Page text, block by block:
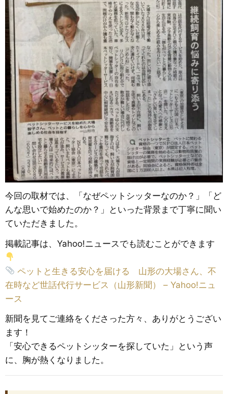
今回の取材では、「なぜペットシッターなのか？」「ど
んな思いで始めたのか？」といった背景まで丁寧に聞い
ていただきました。
掲載記事は、Yahoo!ニュースでも読むことができます
ペットと生きる安心を届ける 山形の大場さん、不
在時など世話代行サービス（山形新聞） – Yahoo!ニュ
ース
新聞を見てご連絡をくださった方々、ありがとうござい
ます！
「安心できるペットシッターを探していた」という声
に、胸が熱くなりました。